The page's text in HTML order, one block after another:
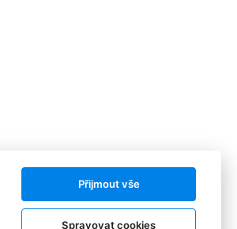
Sledujte nás:
Přijmout vše
Spravovat cookies